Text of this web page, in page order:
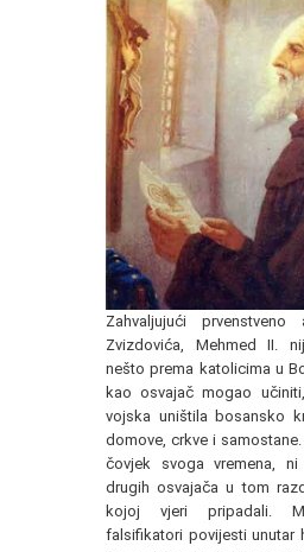
Zahvaljujući
Zvizdovića, Mehmed II.
nešto prema katolicima u
kao osvajač mogao
vojska uništila bosansko
domove, crkve i
čovjek svoga vremena,
drugih osvajača u tom
kojoj vjeri pripadali.
falsifikatori povijesti unutar